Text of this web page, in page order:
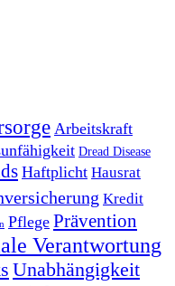
Arbeitskraft
Dread Disease
Haftplicht Hausrat
Kredit
Pflege Prävention
Verantwortung
Unabhängigkeit